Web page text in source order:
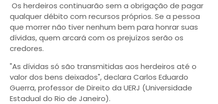
Os herdeiros continuarão sem a obrigação de pagar
qualquer débito com recursos próprios. Se a pessoa
que morrer não tiver nenhum bem para honrar suas
dívidas, quem arcará com os prejuízos serão os
credores.
"As dívidas só são transmitidas aos herdeiros até o
valor dos bens deixados", declara Carlos Eduardo
Guerra, professor de Direito da UERJ (Universidade
Estadual do Rio de Janeiro).